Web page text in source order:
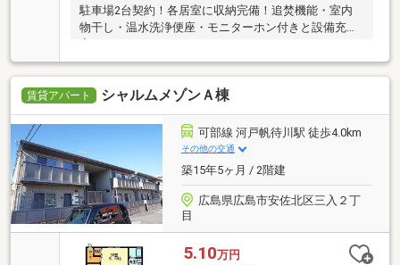
駐車場2台契約！各居室に収納完備！追焚機能・室内
物干し・温水洗浄便座・モニターホン付きと設備充
賃貸アパート シャルムメゾンＡ棟
可部線 河戸帆待川駅 徒歩4.0km
その他の交通
築15年5ヶ月 / 2階建
広島県広島市安佐北区三入２丁
目
5.10万円